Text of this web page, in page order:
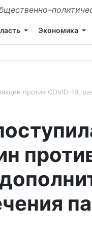
Экономика
против COVID-19,